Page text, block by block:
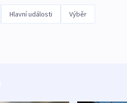
Hlavní události Výběr